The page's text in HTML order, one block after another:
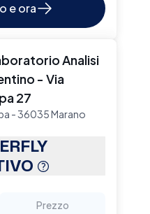
e ora
Analisi
- Via
27
- 36035 Marano
Prezzo